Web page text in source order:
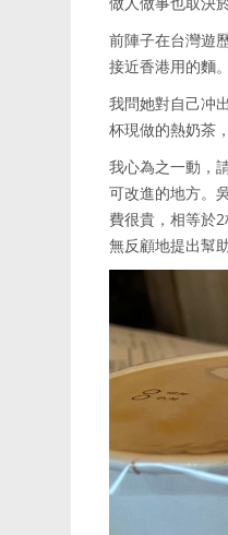
前陣子在台灣遊
接近香港用的麵
我問她對自己冲
杯現做的熱奶茶
我心為之一動，
可改進的地方。
費很貴，相等於
無反顧地提出幫助